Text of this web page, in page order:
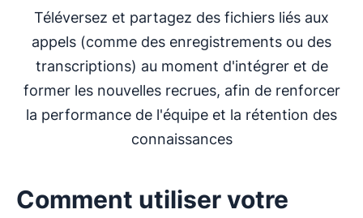
Téléversez et partagez des fichiers liés aux
appels (comme des enregistrements ou des
transcriptions) au moment d'intégrer et de
former les nouvelles recrues, afin de renforcer
la performance de l'équipe et la rétention des
connaissances
Comment utiliser votre